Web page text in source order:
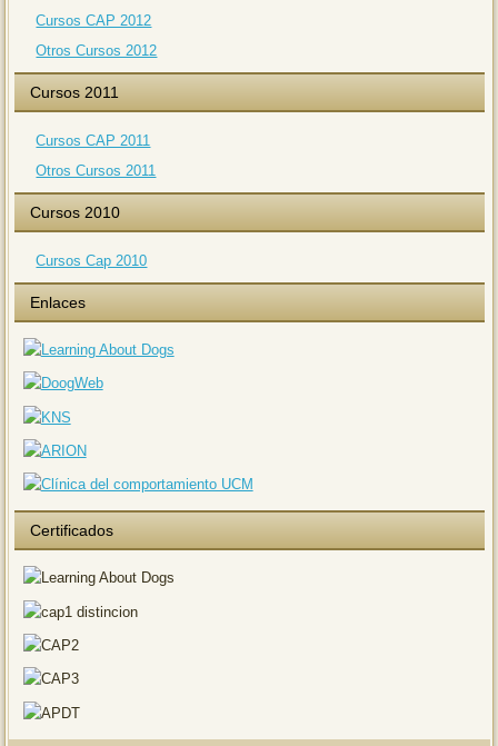
Cursos CAP 2012
Otros Cursos 2012
Cursos 2011
Cursos CAP 2011
Otros Cursos 2011
Cursos 2010
Cursos Cap 2010
Enlaces
Certificados